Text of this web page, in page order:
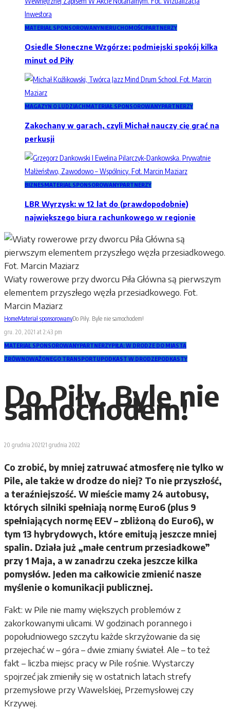
MATERIAŁ SPONSOROWANYNIERUCHOMOŚCIPARTNERZY
Osiedle Słoneczne Wzgórze: podmiejski spokój kilka
minut od Piły
MAGAZYN O LUDZIACHMATERIAŁ SPONSOROWANYPARTNERZY
Zakochany w garach, czyli Michał nauczy cię grać na
perkusji
BIZNESMATERIAŁ SPONSOROWANYPARTNERZY
LBR Wyrzysk: w 12 lat do (prawdopodobnie)
największego biura rachunkowego w regionie
Wiaty rowerowe przy dworcu Piła Główna są pierwszym
elementem przyszłego węzła przesiadkowego. Fot.
Marcin Maziarz
HomeMateriał sponsorowanyDo Piły. Byle nie samochodem!
gru. 20, 2021 at 2:43 pm
MATERIAŁ SPONSOROWANYPARTNERZYPIŁA: W DRODZE DO MIASTA
ZRÓWNOWAŻONEGO TRANSPORTUPODKAST W DRODZEPODKASTY
Do Piły. Byle nie
samochodem!
20 grudnia 202121 grudnia 2022
Co zrobić, by mniej zatruwać atmosferę nie tylko w
Pile, ale także w drodze do niej? To nie przyszłość,
a teraźniejszość. W mieście mamy 24 autobusy,
których silniki spełniają normę Euro6 (plus 9
spełniających normę EEV – zbliżoną do Euro6), w
tym 13 hybrydowych, które emitują jeszcze mniej
spalin. Działa już „małe centrum przesiadkowe”
przy 1 Maja, a w zanadrzu czeka jeszcze kilka
pomysłów. Jeden ma całkowicie zmienić nasze
myślenie o komunikacji publicznej.
Fakt: w Pile nie mamy większych problemów z
zakorkowanymi ulicami. W godzinach porannego i
popołudniowego szczytu każde skrzyżowanie da się
przejechać w – góra – dwie zmiany świateł. Ale – to też
fakt – liczba miejsc pracy w Pile rośnie. Wystarczy
spojrzeć jak zmieniły się w ostatnich latach strefy
przemysłowe przy Wawelskiej, Przemysłowej czy
Krzywej.